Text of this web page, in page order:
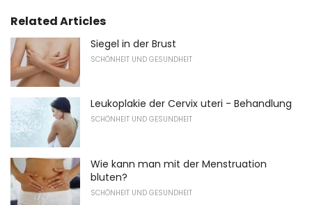
Related Articles
Siegel in der Brust
SCHÖNHEIT UND GESUNDHEIT
Leukoplakie der Cervix uteri - Behandlung
SCHÖNHEIT UND GESUNDHEIT
Wie kann man mit der Menstruation
bluten?
SCHÖNHEIT UND GESUNDHEIT